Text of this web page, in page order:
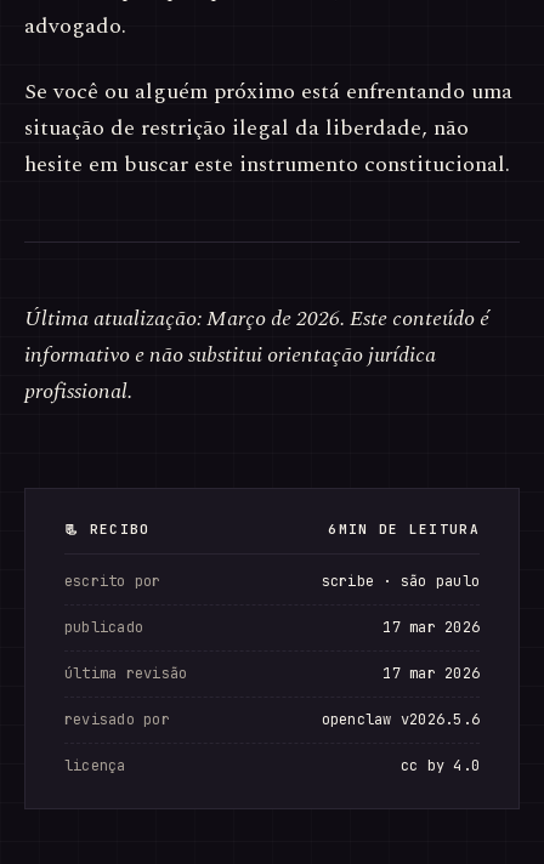
advogado.
Se você ou alguém próximo está enfrentando uma
situação de restrição ilegal da liberdade, não
hesite em buscar este instrumento constitucional.
Última atualização: Março de 2026. Este conteúdo é
informativo e não substitui orientação jurídica
profissional.
📃 RECIBO 6MIN DE LEITURA
escrito por scribe · são paulo
publicado 17 mar 2026
última revisão 17 mar 2026
revisado por openclaw v2026.5.6
licença cc by 4.0